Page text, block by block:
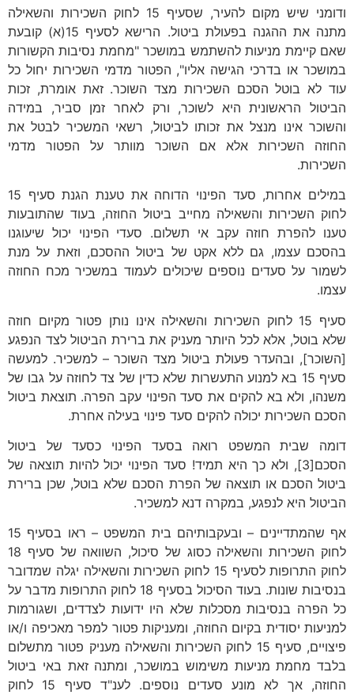
ודומני שיש מקום להעיר, שסעיף 15 לחוק השכירות והשאילה
מתנה את ההגנה בפעולת ביטול. הרישא לסעיף 15(א) קובעת
שאם קיימת מניעות להשתמש במושכר "מחמת נסיבות הקשורות
במושכר או בדרכי הגישה אליו", הפטור מדמי השכירות יחול כל
עוד לא בוטל הסכם השכירות מצד השוכר. זאת אומרת, זכות
הביטול הראשונית היא לשוכר, ורק לאחר זמן סביר, במידה
והשוכר אינו מנצל את זכותו לביטול, רשאי המשכיר לבטל את
החוזה השכירות אלא אם השוכר מוותר על הפטור מדמי
השכירות.
במילים אחרות, סעד הפינוי הדוחה את טענת הגנת סעיף 15
לחוק השכירות והשאילה מחייב ביטול החוזה, בעוד שהתובעות
טענו להפרת חוזה עקב אי תשלום. סעדי הפינוי יכול שיעוגנו
בהסכם עצמו, גם ללא אקט של ביטול ההסכם, וזאת על מנת
לשמור על סעדים נוספים שיכולים לעמוד במשכיר מכח החוזה
עצמו.
סעיף 15 לחוק השכירות והשאילה אינו נותן פטור מקיום חוזה
שלא בוטל, אלא לכל היותר מעניק את ברירת הביטול לצד הנפגע
[השוכר], ובהעדר פעולת ביטול מצד השוכר – למשכיר. למעשה
סעיף 15 בא למנוע התעשרות שלא כדין של צד לחוזה על גבו של
משנהו, ולא בא להקים את סעד הפינוי עקב הפרה. תוצאת ביטול
הסכם השכירות יכולה להקים סעד פינוי בעילה אחרת.
דומה שבית המשפט רואה בסעד הפינוי כסעד של ביטול
הסכם[3], ולא כך היא תמיד! סעד הפינוי יכול להיות תוצאה של
ביטול הסכם או תוצאה של הפרת הסכם שלא בוטל, שכן ברירת
הביטול היא לנפגע, במקרה דנא למשכיר.
אף שהמתדיינים – ובעקבותיהם בית המשפט – ראו בסעיף 15
לחוק השכירות והשאילה כסוג של סיכול, השוואה של סעיף 18
לחוק התרופות לסעיף 15 לחוק השכירות והשאילה יגלה שמדובר
בנסיבות שונות. בעוד הסיכול בסעיף 18 לחוק התרופות מדבר על
כל הפרה בנסיבות מסכלות שלא היו ידועות לצדדים, ושגורמות
למניעות יסודית בקיום החוזה, ומעניקות פטור למפר מאכיפה ו/או
פיצויים, סעיף 15 לחוק השכירות והשאילה מעניק פטור מתשלום
בלבד מחמת מניעות משימוש במושכר, ומתנה זאת באי ביטול
החוזה, אך לא מונע סעדים נוספים. לענ"ד סעיף 15 לחוק